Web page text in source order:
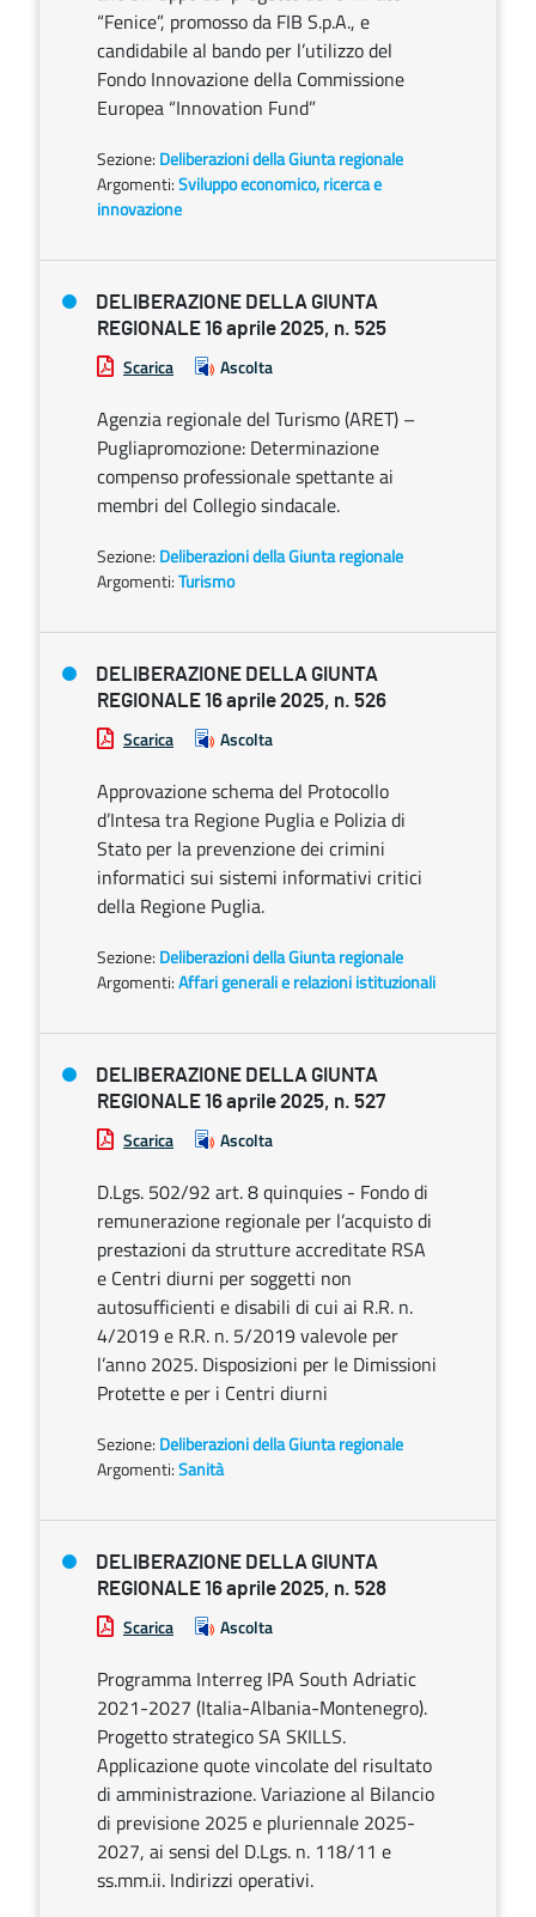
“Fenice”, promosso da FIB S.p.A., e
candidabile al bando per l’utilizzo del
Fondo Innovazione della Commissione
Europea “Innovation Fund”
Sezione: Deliberazioni della Giunta regionale
Argomenti:Sviluppo economico, ricerca e
innovazione
DELIBERAZIONE DELLA GIUNTA
REGIONALE 16 aprile 2025, n. 525
Scarica Ascolta
Agenzia regionale del Turismo (ARET) –
Pugliapromozione: Determinazione
compenso professionale spettante ai
membri del Collegio sindacale.
Sezione: Deliberazioni della Giunta regionale
Argomenti:Turismo
DELIBERAZIONE DELLA GIUNTA
REGIONALE 16 aprile 2025, n. 526
Scarica Ascolta
Approvazione schema del Protocollo
d’Intesa tra Regione Puglia e Polizia di
Stato per la prevenzione dei crimini
informatici sui sistemi informativi critici
della Regione Puglia.
Sezione: Deliberazioni della Giunta regionale
Argomenti:Affari generali e relazioni istituzionali
DELIBERAZIONE DELLA GIUNTA
REGIONALE 16 aprile 2025, n. 527
Scarica Ascolta
D.Lgs. 502/92 art. 8 quinquies - Fondo di
remunerazione regionale per l’acquisto di
prestazioni da strutture accreditate RSA
e Centri diurni per soggetti non
autosufficienti e disabili di cui ai R.R. n.
4/2019 e R.R. n. 5/2019 valevole per
l’anno 2025. Disposizioni per le Dimissioni
Protette e per i Centri diurni
Sezione: Deliberazioni della Giunta regionale
Argomenti:Sanità
DELIBERAZIONE DELLA GIUNTA
REGIONALE 16 aprile 2025, n. 528
Scarica Ascolta
Programma Interreg IPA South Adriatic
2021-2027 (Italia-Albania-Montenegro).
Progetto strategico SA SKILLS.
Applicazione quote vincolate del risultato
di amministrazione. Variazione al Bilancio
di previsione 2025 e pluriennale 2025-
2027, ai sensi del D.Lgs. n. 118/11 e
ss.mm.ii. Indirizzi operativi.